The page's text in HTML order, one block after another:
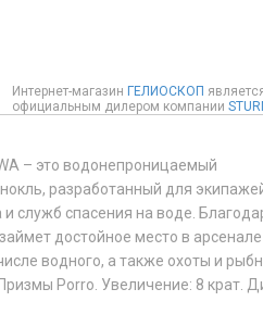
Интернет-магазин ГЕЛИОСКОП
официальным дилером компании
– это водонепроницаемый
разработанный для
и служб спасения на воде.
достойное место в арсенале
водного, а также охоты и
Porro. Увеличение: 8 крат.